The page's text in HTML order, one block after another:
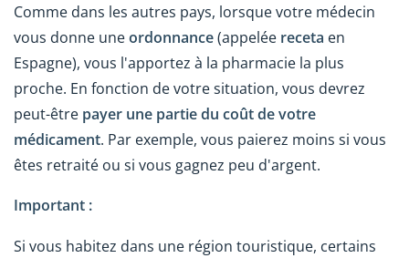
Comme dans les autres pays, lorsque votre médecin
vous donne uneordonnance(appelée receta en
Espagne), vous l'apportez à la pharmacie la plus
proche. En fonction de votre situation, vous devrez
peut-être payer une partie du coût de votre
médicament. Par exemple, vous paierez moins si vous
êtes retraité ou si vous gagnez peu d'argent.
Important :
Si vous habitez dans une région touristique, certains